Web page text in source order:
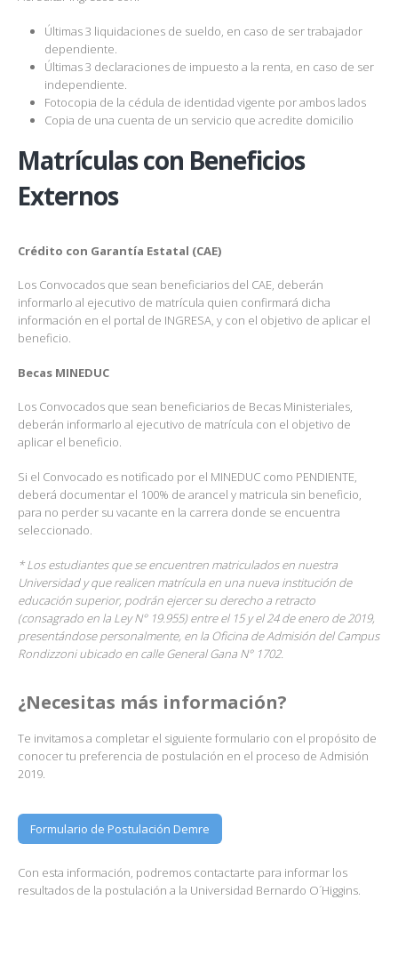
Últimas 3 liquidaciones de sueldo, en caso de ser trabajador
dependiente.
Últimas 3 declaraciones de impuesto a la renta, en caso de ser
independiente.
Fotocopia de la cédula de identidad vigente por ambos lados
Copia de una cuenta de un servicio que acredite domicilio
Matrículas con Beneficios
Externos
Crédito con Garantía Estatal (CAE)
Los Convocados que sean beneficiarios del CAE, deberán
informarlo al ejecutivo de matrícula quien confirmará dicha
información en el portal de INGRESA, y con el objetivo de aplicar el
beneficio.
Becas MINEDUC
Los Convocados que sean beneficiarios de Becas Ministeriales,
deberán informarlo al ejecutivo de matrícula con el objetivo de
aplicar el beneficio.
Si el Convocado es notificado por el MINEDUC como PENDIENTE,
deberá documentar el 100% de arancel y matricula sin beneficio,
para no perder su vacante en la carrera donde se encuentra
seleccionado.
* Los estudiantes que se encuentren matriculados en nuestra
Universidad y que realicen matrícula en una nueva institución de
educación superior, podrán ejercer su derecho a retracto
(consagrado en la Ley N° 19.955) entre el 15 y el 24 de enero de 2019,
presentándose personalmente, en la Oficina de Admisión del Campus
Rondizzoni ubicado en calle General Gana N° 1702.
¿Necesitas más información?
Te invitamos a completar el siguiente formulario con el propósito de
conocer tu preferencia de postulación en el proceso de Admisión
2019.
Formulario de Postulación Demre
Con esta información, podremos contactarte para informar los
resultados de la postulación a la Universidad Bernardo O´Higgins.